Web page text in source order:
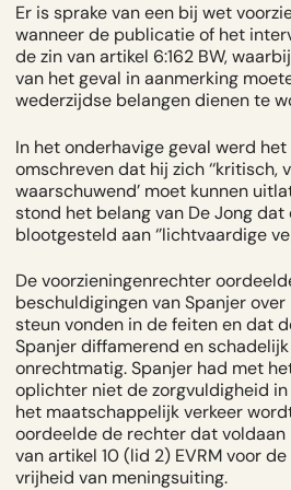
Er is sprake van een bij wet
wanneer de publicatie of het
de zin van artikel 6:162 BW,
van het geval in aanmerking
wederzijdse belangen dienen te
In het onderhavige geval werd
omschreven dat hij zich ‘‘kritisch,
waarschuwend’ moet kunnen
stond het belang van De Jong dat
blootgesteld aan ‘’lichtvaardige
De voorzieningenrechter
beschuldigingen van Spanjer
steun vonden in de feiten en dat
Spanjer diffamerend en
onrechtmatig. Spanjer had met
oplichter niet de zorgvuldigheid
het maatschappelijk verkeer
oordeelde de rechter dat voldaan
van artikel 10 (lid 2) EVRM voor
vrijheid van meningsuiting.